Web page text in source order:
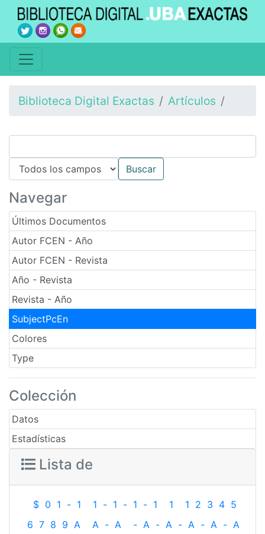
Biblioteca Digital Exactas Artículos
Navegar
Últimos Documentos
Autor FCEN - Año
Autor FCEN - Revista
Año - Revista
Revista - Año
SubjectPcEn
Colores
Type
Colección
Datos
Estadísticas
Lista de
$ 0 1 - 1 1 - 1 - 1 - 1 1 1 2 3 4 5
6 7 8 9 A A - A - A - A - A - A - A